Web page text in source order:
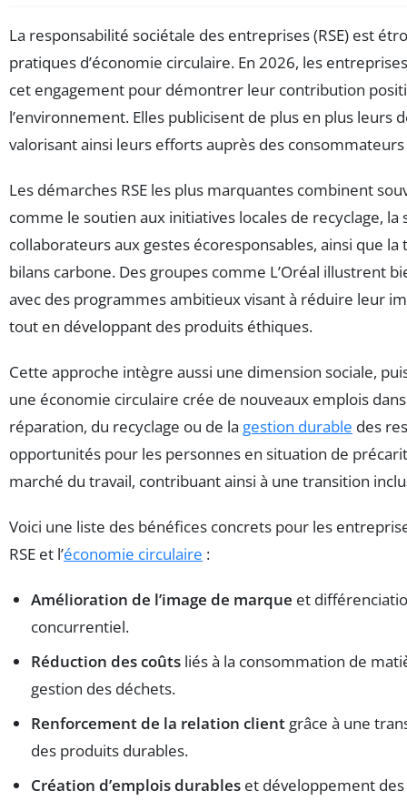
La responsabilité sociétale des entreprises (RSE) est
pratiques d’économie circulaire. En 2026, les
cet engagement pour démontrer leur contribution
l’environnement. Elles publicisent de plus en plus leurs
valorisant ainsi leurs efforts auprès des
Les démarches RSE les plus marquantes combinent
comme le soutien aux initiatives locales de recyclage, la
collaborateurs aux gestes écoresponsables, ainsi que la
bilans carbone. Des groupes comme L’Oréal illustrent
avec des programmes ambitieux visant à réduire leur
tout en développant des produits éthiques.
Cette approche intègre aussi une dimension sociale,
une économie circulaire crée de nouveaux emplois
réparation, du recyclage ou de la gestion durable des
opportunités pour les personnes en situation de
marché du travail, contribuant ainsi à une transition
Voici une liste des bénéfices concrets pour les
RSE et l’économie circulaire :
Amélioration de l’image de marque et
concurrentiel.
Réduction des coûts liés à la consommation de
gestion des déchets.
Renforcement de la relation client grâce à une
des produits durables.
Création d’emplois durables et développement